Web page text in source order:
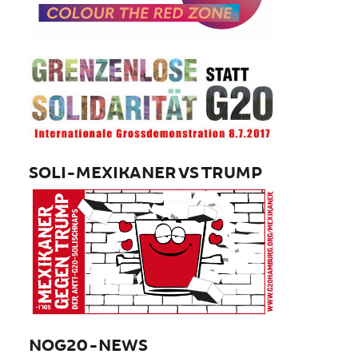
SOLI-MEXIKANER VS TRUMP
NOG20-NEWS